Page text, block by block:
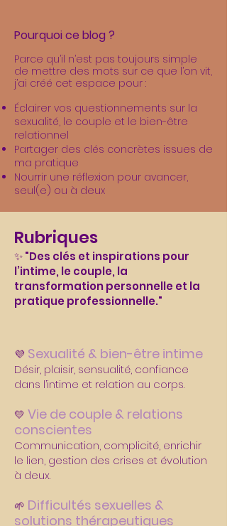
Pourquoi ce blog ?
Parce qu’il n’est pas toujours simple
de mettre des mots sur ce que l’on vit,
j’ai créé cet espace pour :
Éclairer vos questionnements sur la
sexualité, le couple et le bien-être
relationnel
Partager des clés concrètes issues de
ma pratique
Nourrir une réflexion pour avancer,
seul(e) ou à deux
Rubriques
✨ "Des clés et inspirations pour
l’intime, le couple, la
transformation personnelle et la
pratique professionnelle."
💜 Sexualité & bien-être intime
Désir, plaisir, sensualité, confiance
dans l’intime et relation au corps.
💛 Vie de couple & relations
conscientes
Communication, complicité, enrichir
le lien, gestion des crises et évolution
à deux.
🌱 Difficultés sexuelles &
solutions thérapeutiques